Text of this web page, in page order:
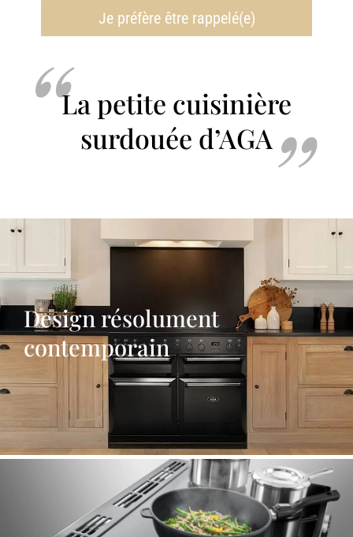
Je préfère être rappelé(e)
La petite cuisinière
surdouée d’AGA
Design résolument
contemporain